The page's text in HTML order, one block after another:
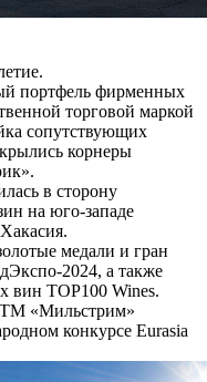
портфель фирменных
торговой маркой
сопутствующих
корнеры
в сторону
на юго-западе
медали и гран
2024, а также
вин TОР100 Wines.
«Мильстрим»
конкурсе Eurasia